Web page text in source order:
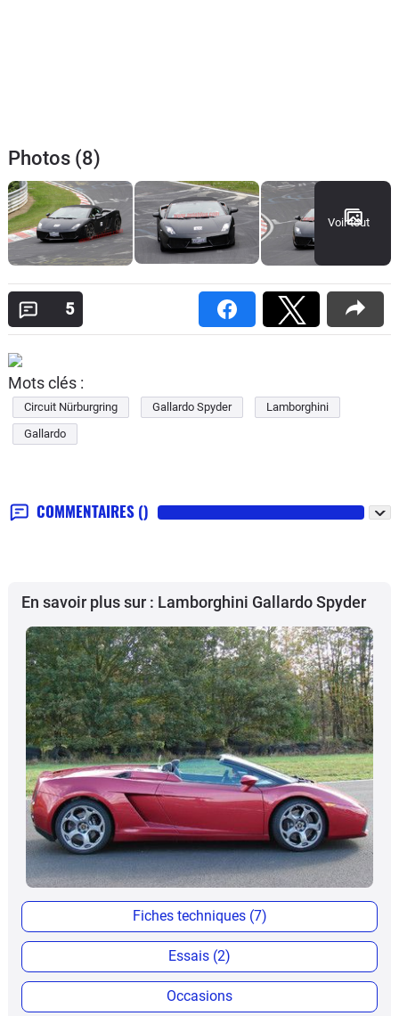
Photos (8)
Voir tout
5
Mots clés :
Circuit Nürburgring Gallardo Spyder
Lamborghini
Gallardo
COMMENTAIRES ()
En savoir plus sur : Lamborghini Gallardo Spyder
Fiches techniques (7)
Essais (2)
Occasions